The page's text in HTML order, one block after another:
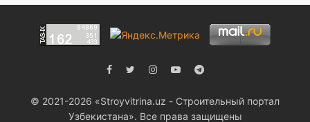
© 2021-2026 «Stroyvitrina.uz - Строительный портал
Узбекистана». Все права защищены